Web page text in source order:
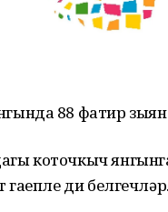
88 фатир зыян
коточкыч
гаепле ди белгечләр.